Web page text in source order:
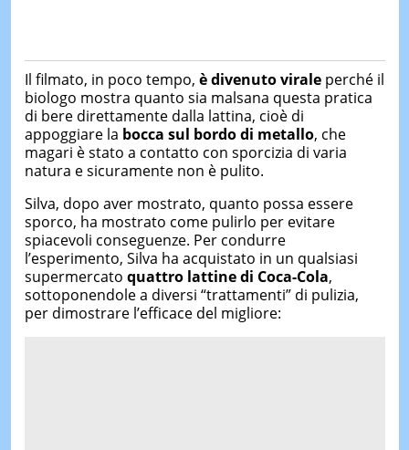
Il filmato, in poco tempo, è divenuto viraleperché il
biologo mostra quanto sia malsana questa pratica
di bere direttamente dalla lattina, cioè di
appoggiare la bocca sul bordo di metallo, che
magari è stato a contatto con sporcizia di varia
natura e sicuramente non è pulito.
Silva, dopo aver mostrato, quanto possa essere
sporco, ha mostrato come pulirlo per evitare
spiacevoli conseguenze. Per condurre
l’esperimento, Silva ha acquistato in un qualsiasi
supermercato quattro lattine di Coca-Cola,
sottoponendole a diversi “trattamenti” di pulizia,
per dimostrare l’efficace del migliore: